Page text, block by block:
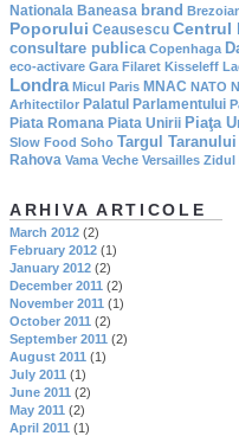
Nationala Baneasa brand
Poporului Ceausescu Centrul
consultare publica Copenhaga
eco-activare Gara Filaret Kisseleff
Londra Micul Paris MNAC NATO
Arhitectilor Palatul Parlamentului
Piata Romana Piata Unirii Piaţa
Slow Food Soho Targul
Rahova Vama Veche Versailles Zidul
ARHIVA ARTICOLE
March 2012 (2)
February 2012 (1)
January 2012 (2)
December 2011 (2)
November 2011 (1)
October 2011 (2)
September 2011 (2)
August 2011 (1)
July 2011 (1)
June 2011 (2)
May 2011 (2)
April 2011 (1)